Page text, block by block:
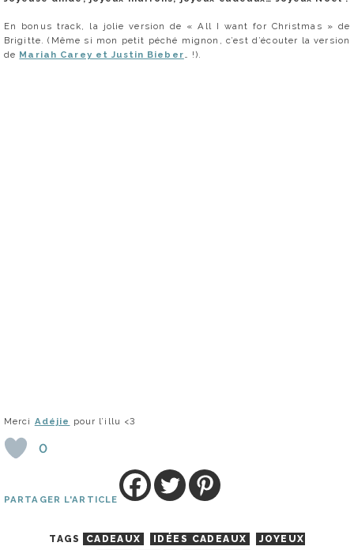
En bonus track, la jolie version de « All I want for Christmas » de
Brigitte. (Même si mon petit péché mignon, c’est d’écouter la version
de Mariah Carey et Justin Bieber … !).
Merci Adéjie pour l’illu <3
0
PARTAGER L'ARTICLE
TAGS CADEAUX IDÉES CADEAUX
JOYEUX